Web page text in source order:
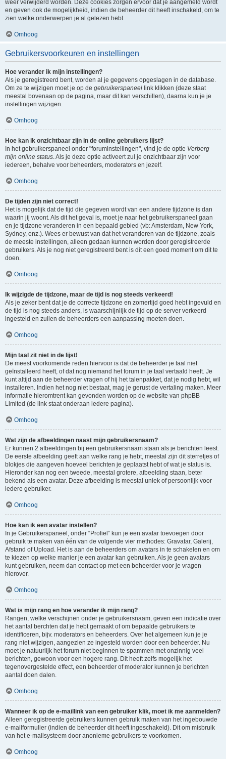
weer verwijderd worden. Deze cookies zorgen ervoor dat je aangemeld wordt
en geven ook de mogelijkheid, indien de beheerder dit heeft inschakeld, om te
zien welke onderwerpen je al gelezen hebt.
Omhoog
Gebruikersvoorkeuren en instellingen
Hoe verander ik mijn instellingen?
Als je geregistreerd bent, worden al je gegevens opgeslagen in de database.
Om ze te wijzigen moet je op de gebruikerspaneel link klikken (deze staat
meestal bovenaan op de pagina, maar dit kan verschillen), daarna kun je je
instellingen wijzigen.
Omhoog
Hoe kan ik onzichtbaar zijn in de online gebruikers lijst?
In het gebruikerspaneel onder "foruminstellingen", vind je de optie Verberg
mijn online status. Als je deze optie activeert zul je onzichtbaar zijn voor
iedereen, behalve voor beheerders, moderators en jezelf.
Omhoog
De tijden zijn niet correct!
Het is mogelijk dat de tijd die gegeven wordt van een andere tijdzone is dan
waarin jij woont. Als dit het geval is, moet je naar het gebruikerspaneel gaan
en je tijdzone veranderen in een bepaald gebied (vb: Amsterdam, New York,
Sydney, enz.). Wees er bewust van dat het veranderen van de tijdzone, zoals
de meeste instellingen, alleen gedaan kunnen worden door geregistreerde
gebruikers. Als je nog niet geregistreerd bent is dit een goed moment om dit te
doen.
Omhoog
Ik wijzigde de tijdzone, maar de tijd is nog steeds verkeerd!
Als je zeker bent dat je de correcte tijdzone en zomertijd goed hebt ingevuld en
de tijd is nog steeds anders, is waarschijnlijk de tijd op de server verkeerd
ingesteld en zullen de beheerders een aanpassing moeten doen.
Omhoog
Mijn taal zit niet in de lijst!
De meest voorkomende reden hiervoor is dat de beheerder je taal niet
geïnstalleerd heeft, of dat nog niemand het forum in je taal vertaald heeft. Je
kunt altijd aan de beheerder vragen of hij het talenpakket, dat je nodig hebt, wil
installeren. Indien het nog niet bestaat, mag je gerust de vertaling maken. Meer
informatie hieromtrent kan gevonden worden op de website van phpBB
Limited (de link staat onderaan iedere pagina).
Omhoog
Wat zijn de afbeeldingen naast mijn gebruikersnaam?
Er kunnen 2 afbeeldingen bij een gebruikersnaam staan als je berichten leest.
De eerste afbeelding geeft aan welke rang je hebt, meestal zijn dit sterretjes of
blokjes die aangeven hoeveel berichten je geplaatst hebt of wat je status is.
Hieronder kan nog een tweede, meestal grotere, afbeelding staan, beter
bekend als een avatar. Deze afbeelding is meestal uniek of persoonlijk voor
iedere gebruiker.
Omhoog
Hoe kan ik een avatar instellen?
In je Gebruikerspaneel, onder “Profiel” kun je een avatar toevoegen door
gebruik te maken van één van de volgende vier methodes: Gravatar, Galerij,
Afstand of Upload. Het is aan de beheerders om avatars in te schakelen en om
te kiezen op welke manier je een avatar kan gebruiken. Als je geen avatars
kunt gebruiken, neem dan contact op met een beheerder voor je vragen
hierover.
Omhoog
Wat is mijn rang en hoe verander ik mijn rang?
Rangen, welke verschijnen onder je gebruikersnaam, geven een indicatie over
het aantal berchten dat je hebt gemaakt of om bepaalde gebruikers te
identificeren, bijv. moderators en beheerders. Over het algemeen kun je je
rang niet wijzigen, aangezien ze ingesteld worden door een beheerder. Nu
moet je natuurlijk het forum niet beginnen te spammen met onzinnig veel
berichten, gewoon voor een hogere rang. Dit heeft zelfs mogelijk het
tegenovergestelde effect, een beheerder of moderator kunnen je berichten
aantal doen dalen.
Omhoog
Wanneer ik op de e-maillink van een gebruiker klik, moet ik me aanmelden?
Alleen geregistreerde gebruikers kunnen gebruik maken van het ingebouwde
e-mailformulier (indien de beheerder dit heeft ingeschakeld). Dit om misbruik
van het e-mailsysteem door anonieme gebruikers te voorkomen.
Omhoog